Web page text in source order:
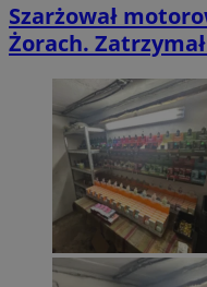
Szarżował
Żorach.